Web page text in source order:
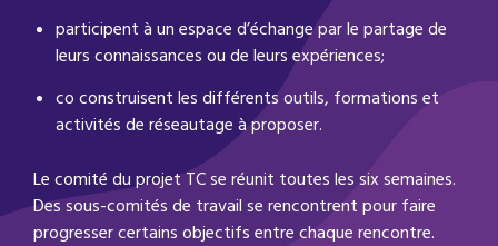
participent à un espace d’échange par le partage de
leurs connaissances ou de leurs expériences;
co construisent les différents outils, formations et
activités de réseautage à proposer.
Le comité du projet TC se réunit toutes les six semaines.
Des sous-comités de travail se rencontrent pour faire
progresser certains objectifs entre chaque rencontre.